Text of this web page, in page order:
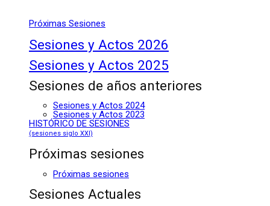
Próximas Sesiones
Sesiones y Actos 2026
Sesiones y Actos 2025
Sesiones de años anteriores
Sesiones y Actos 2024
Sesiones y Actos 2023
HISTÓRICO DE SESIONES
(sesiones siglo XXI)
Próximas sesiones
Próximas sesiones
Sesiones Actuales